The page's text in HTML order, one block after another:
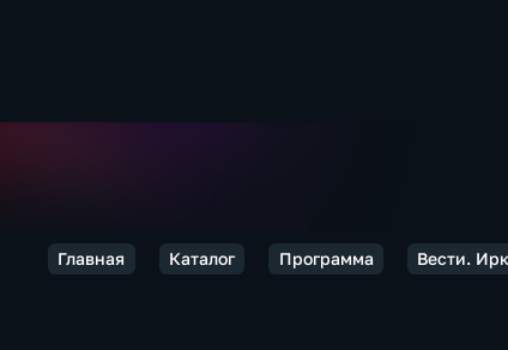
Главная Каталог Программа Вести.